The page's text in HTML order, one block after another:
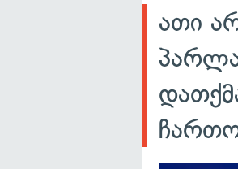
ათი